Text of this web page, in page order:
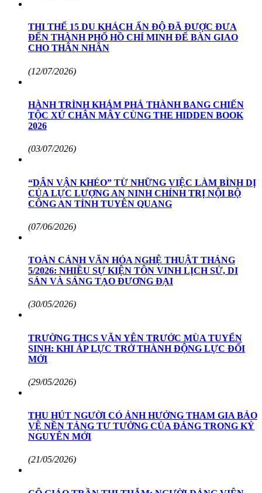
THI THỂ 15 DU KHÁCH ẤN ĐỘ ĐÃ ĐƯỢC ĐƯA
ĐẾN THÀNH PHỐ HỒ CHÍ MINH ĐỂ BÀN GIAO
CHO THÂN NHÂN
(12/07/2026)
HÀNH TRÌNH KHÁM PHÁ THÀNH BANG CHIẾN
TỘC XỨ CHÂN MÂY CÙNG THE HIDDEN BOOK
2026
(03/07/2026)
“DÂN VẬN KHÉO” TỪ NHỮNG VIỆC LÀM BÌNH DỊ
CỦA LỰC LƯỢNG AN NINH CHÍNH TRỊ NỘI BỘ
CÔNG AN TỈNH TUYÊN QUANG
(07/06/2026)
TOÀN CẢNH VĂN HÓA NGHỆ THUẬT THÁNG
5/2026: NHIỀU SỰ KIỆN TÔN VINH LỊCH SỬ, DI
SẢN VÀ SÁNG TẠO ĐƯƠNG ĐẠI
(30/05/2026)
TRƯỜNG THCS VĂN YÊN TRƯỚC MÙA TUYỂN
SINH: KHI ÁP LỰC TRỞ THÀNH ĐỘNG LỰC ĐỔI
MỚI
(29/05/2026)
THU HÚT NGƯỜI CÓ ẢNH HƯỞNG THAM GIA BẢO
VỆ NỀN TẢNG TƯ TƯỞNG CỦA ĐẢNG TRONG KỶ
NGUYÊN MỚI
(21/05/2026)